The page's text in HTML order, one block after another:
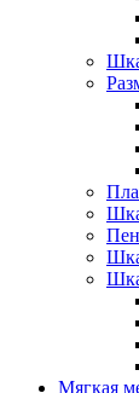
Мягкая